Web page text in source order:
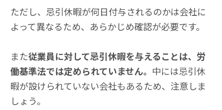
ただし、忌引休暇が何日付与されるのかは会社に
よって異なるため、あらかじめ確認が必要です。
また従業員に対して忌引休暇を与えることは、労
働基準法では定められていません。 中には忌引休
暇が設けられていない会社もあるため、注意しま
しょう。